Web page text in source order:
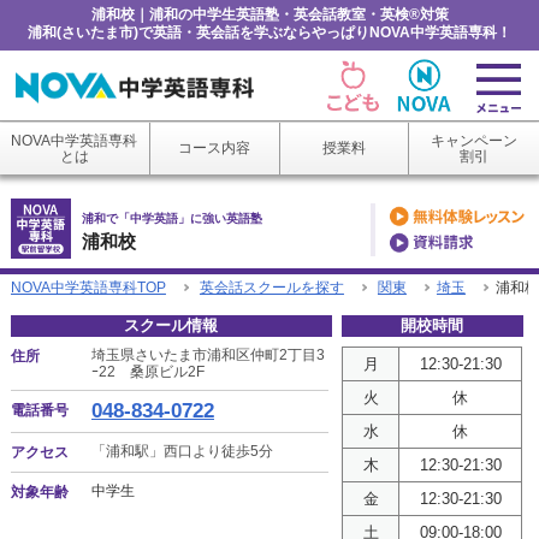
浦和校｜浦和の中学生英語塾・英会話教室・英検®対策
浦和(さいたま市)で英語・英会話を学ぶならやっぱりNOVA中学英語専科！
NOVA中学英語専科
とは
コース内容 授業料
キャンペーン
割引
浦和校
浦和で「中学英語」に強い英語塾
NOVA中学英語専科TOP 英会話スクールを探す 関東 埼玉 浦和校
スクール情報
住所
埼玉県さいたま市浦和区仲町2丁目3
ｰ22 桑原ビル2F
電話番号 048-834-0722
アクセス 「浦和駅」西口より徒歩5分
対象年齢 中学生
開校時間
月
12:30-21:30
火
休
水
休
木
12:30-21:30
金
12:30-21:30
土
09:00-18:00